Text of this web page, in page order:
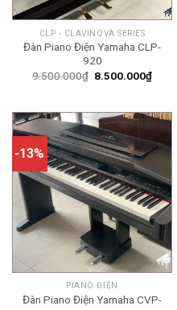
CLP - CLAVINOVA SERIES
Đàn Piano Điện Yamaha CLP-
920
9.500.000₫ Giá
8.500.000₫Giá
-13%
PIANO ĐIỆN
Đàn Piano Điện Yamaha CVP-